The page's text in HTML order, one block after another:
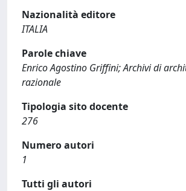
Nazionalità editore
ITALIA
Parole chiave
Enrico Agostino Griffini; Archivi di
razionale
Tipologia sito docente
276
Numero autori
1
Tutti gli autori